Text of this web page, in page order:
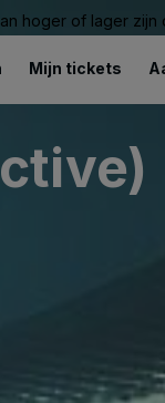
hoger of lager zijn
Mijn tickets